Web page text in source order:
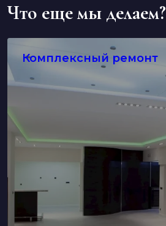
Что еще мы делаем?
Комплексный ремонт